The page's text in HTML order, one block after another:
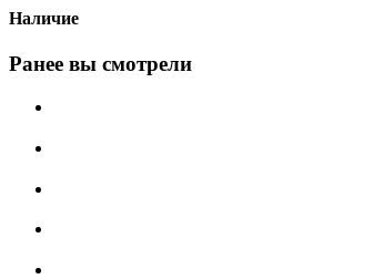
Наличие
Ранее вы смотрели